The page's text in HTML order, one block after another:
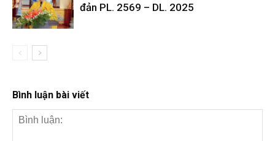
đản PL. 2569 – DL. 2025
Bình luận bài viết